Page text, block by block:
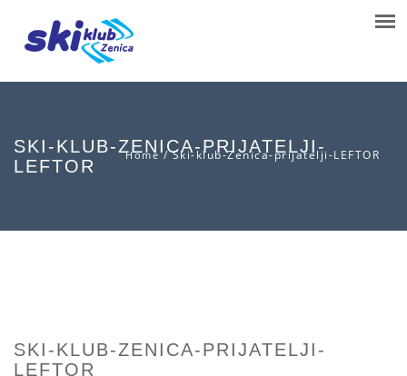
SKI-KLUB-ZENICA-PRIJATELJI-
LEFTOR
Home / Ski-klub-Zenica-prijatelji-LEFTOR
SKI-KLUB-ZENICA-PRIJATELJI-
LEFTOR